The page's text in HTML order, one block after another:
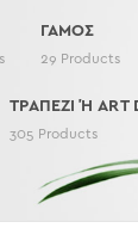
ΓΑΜΟΣ
29 Products
ΤΡΑΠΕΖΙ Ή ART
305 Products